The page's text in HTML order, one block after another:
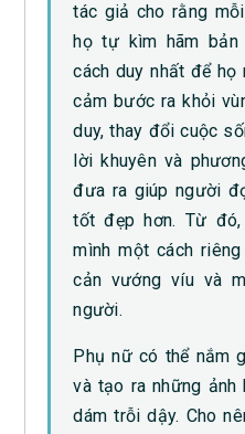
tác giả cho rằng
họ tự kìm hãm bản
cách duy nhất để
cảm bước ra khỏi
duy, thay đổi cuộc
lời khuyên và
đưa ra giúp người
tốt đẹp hơn. Từ
mình một cách
cản vướng víu và
người.
Phụ nữ có thể nắm
và tạo ra những ảnh
dám trỗi dậy. Cho